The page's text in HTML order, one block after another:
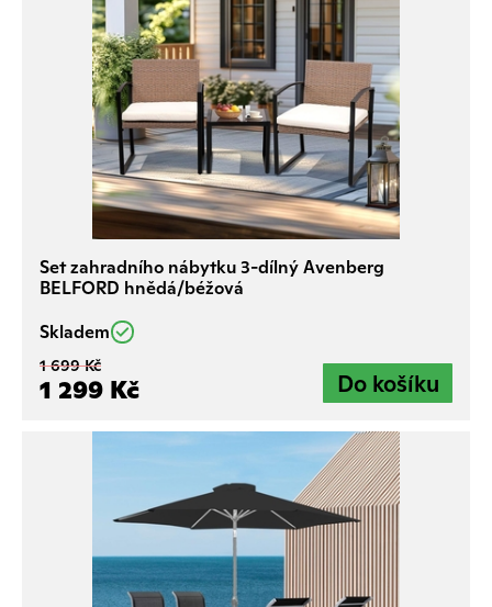
Set zahradního nábytku 3-dílný Avenberg
BELFORD hnědá/béžová
Skladem
1 699 Kč
1 299 Kč